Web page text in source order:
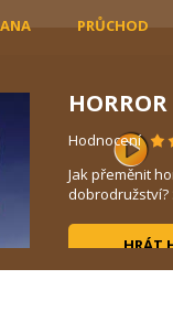
PRŮCHOD
HORROR
Hodnocení
Jak přeměnit
dobrodružství?
HRÁT